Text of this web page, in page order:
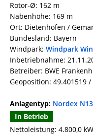
Rotor-Ø: 162 m
Nabenhöhe: 169 m
Ort: Dietenhofen /
Bundesland: Bayern
Windpark: Windpark
Inbetriebnahme:
Betreiber: BWE
Geoposition: 49.401519 /
Anlagentyp: Nordex
In Betrieb
Nettoleistung: 4.800,0 kW